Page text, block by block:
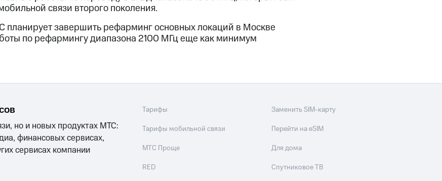
связи второго поколения.
планирует завершить рефарминг основных локаций в Москве
по рефармингу диапазона 2100 МГц еще как минимум
но и новых продуктах МТС:
финансовых сервисах,
сервисах компании
Тарифы
Тарифы мобильной связи
МТС Проще
RED
Заменить SIM-карту
Перейти на eSIM
Для дома
Спутниковое ТВ